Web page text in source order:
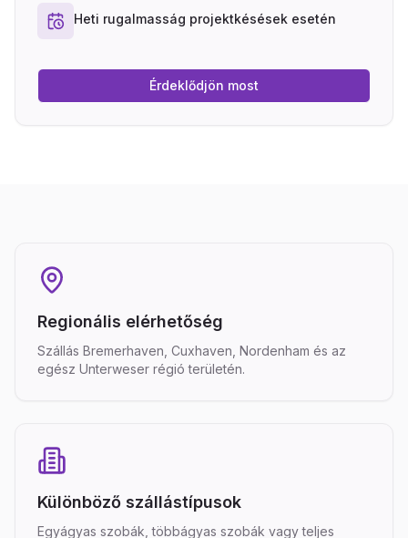
Heti rugalmasság projektkésések esetén
Érdeklődjön most
Regionális elérhetőség
Szállás Bremerhaven, Cuxhaven, Nordenham és az
egész Unterweser régió területén.
Különböző szállástípusok
Egyágyas szobák, többágyas szobák vagy teljes